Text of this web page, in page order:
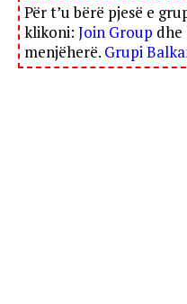
Për t’u bërë pjesë e
klikoni: Join Group dhe
menjëherë. Grupi